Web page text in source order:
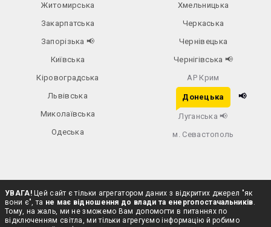
Житомирська
Закарпатська
Запорізька 📢
Київська
Кіровоградська
Львівська
Миколаївська
Одеська
Хмельницька
Черкаська
Чернівецька
Чернігівська 📢
АР Крим
Донецька 📢
Луганська 📢
м. Севастополь
УВАГА!Цей сайт є тільки агрегатором даних з відкритих джерел "як
вони є", та не має відношення до влади та енергопостачальників.
Тому, на жаль, ми не зможемо Вам допомогти в питаннях по
відключенням світла, ми тільки агрегуємо інформацію й робимо